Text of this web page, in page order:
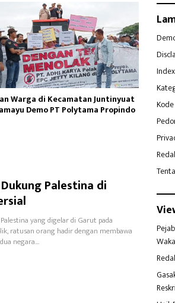
Warga di Kecamatan Juntinyuat
Demo PT Polytama Propindo
Palestina di
yang digelar di Garut pada
ratusan orang hadir dengan membawa
negara…